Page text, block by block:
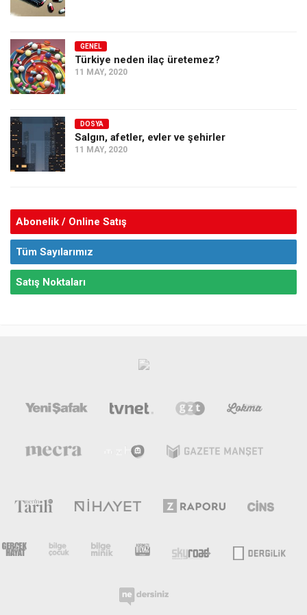
GENEL
Türkiye neden ilaç üretemez?
11 MAY, 2020
DOSYA
Salgın, afetler, evler ve şehirler
11 MAY, 2020
Abonelik / Online Satış
Tüm Sayılarımız
Satış Noktaları